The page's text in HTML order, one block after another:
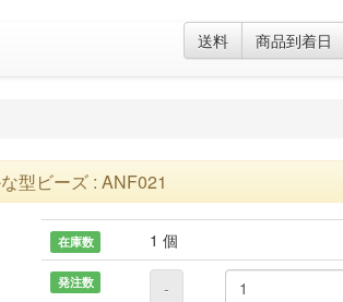
送料 商品到着日
型ビーズ : ANF021
在庫数 1 個
発注数 -